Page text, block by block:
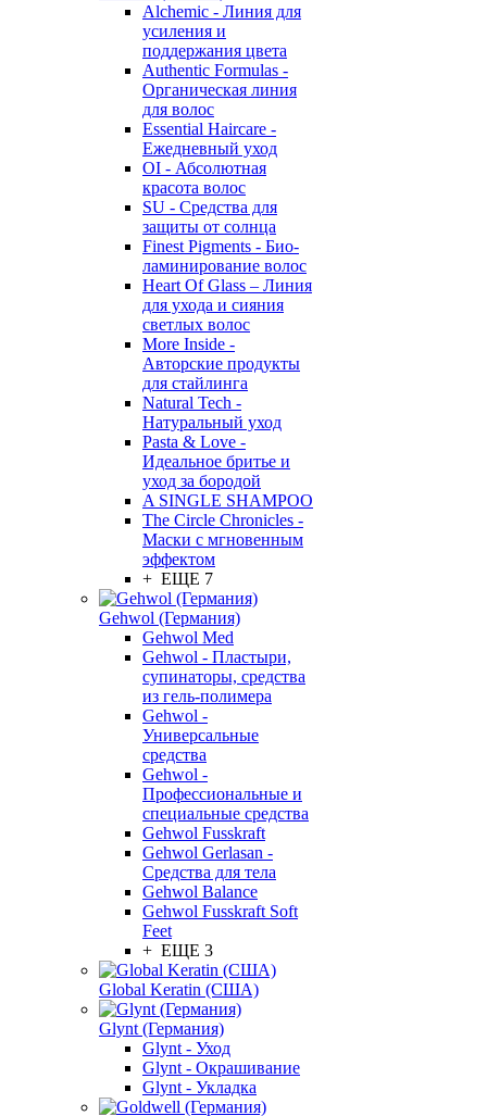
Alchemic - Линия для
усиления и
поддержания цвета
Authentic Formulas -
Органическая линия
для волос
Essential Haircare -
Eжедневный уход
OI - Абсолютная
красота волос
SU - Средства для
защиты от солнца
Finest Pigments - Био-
ламинирование волос
Heart Of Glass – Линия
для ухода и сияния
светлых волос
More Inside -
Авторские продукты
для стайлинга
Natural Tech -
Натуральный уход
Pasta & Love -
Идеальное бритье и
уход за бородой
A SINGLE SHAMPOO
The Circle Chronicles -
Маски с мгновенным
эффектом
+ ЕЩЕ 7
Gehwol (Германия)
Gehwol Med
Gehwol - Пластыри,
супинаторы, средства
из гель-полимера
Gehwol -
Универсальные
средства
Gehwol -
Профессиональные и
специальные средства
Gehwol Fusskraft
Gehwol Gerlasan -
Средства для тела
Gehwol Balance
Gehwol Fusskraft Soft
Feet
+ ЕЩЕ 3
Global Keratin (США)
Glynt (Германия)
Glynt - Уход
Glynt - Окрашивание
Glynt - Укладка